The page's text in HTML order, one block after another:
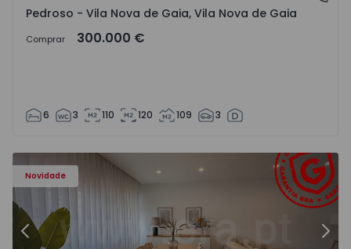
Pedroso - Vila Nova de Gaia, Vila Nova de Gaia
Comprar 300.000 €
6 3 110 120 109 3
Novidade
Apartamento T1 Lourinhã, Vimeiro - 1575406 - 1
Anterior